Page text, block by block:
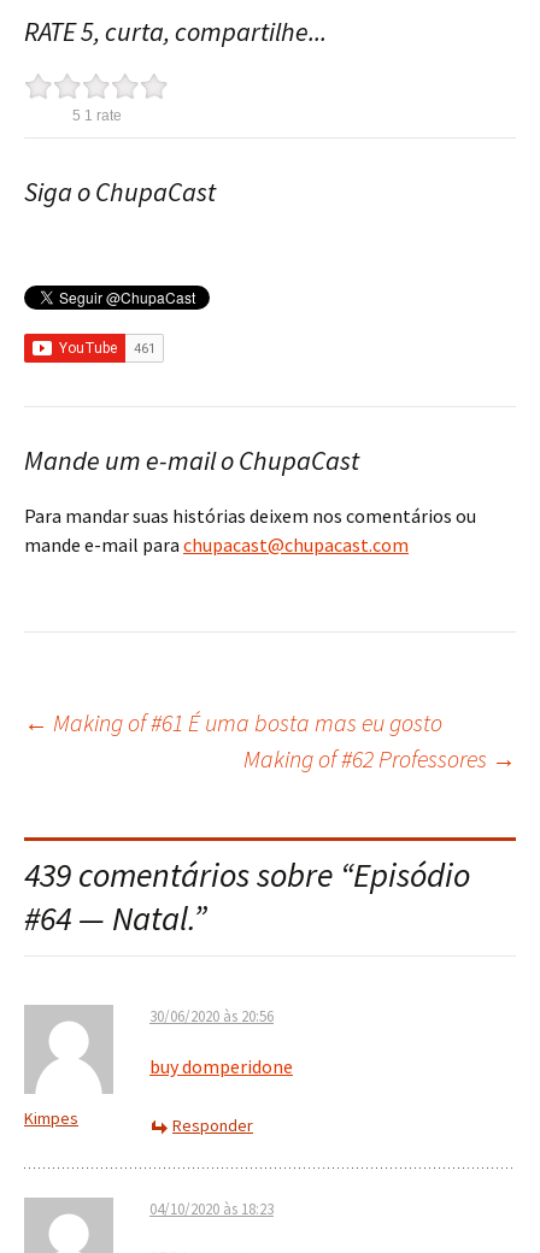
RATE 5, curta, compartilhe...
5 1 rate
Siga o ChupaCast
Mande um e-mail o ChupaCast
Para mandar suas histórias deixem nos comentários ou
mande e-mail para chupacast@chupacast.com
Navegação
do
post
← Making of #61 É uma bosta mas eu gosto
Making of #62 Professores →
439 comentários sobre “Episódio
#64 — Natal.”
Kimpes
30/06/2020 às 20:56
buy domperidone
Responder
04/10/2020 às 18:23